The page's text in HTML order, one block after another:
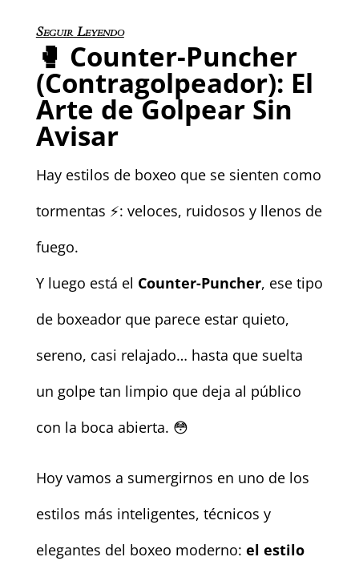
Seguir Leyendo
🥊 Counter-Puncher
(Contragolpeador): El
Arte de Golpear Sin
Avisar
Hay estilos de boxeo que se sienten como
tormentas ⚡: veloces, ruidosos y llenos de
fuego.
Y luego está el Counter-Puncher, ese tipo
de boxeador que parece estar quieto,
sereno, casi relajado… hasta que suelta
un golpe tan limpio que deja al público
con la boca abierta. 😳
Hoy vamos a sumergirnos en uno de los
estilos más inteligentes, técnicos y
elegantes del boxeo moderno: el estilo